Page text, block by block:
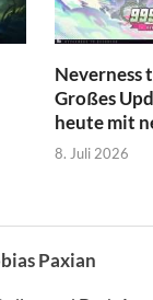
Neverness
Großes
heute mit
8. Juli 2026
Paxian